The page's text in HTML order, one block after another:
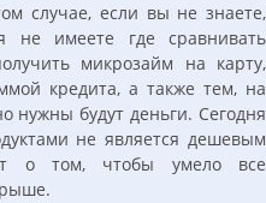
случае, если вы не знаете,
не имеете где сравнивать
микрозайм на карту,
кредита, а также тем, на
нужны будут деньги. Сегодня
не является дешевым
о том, чтобы умело все